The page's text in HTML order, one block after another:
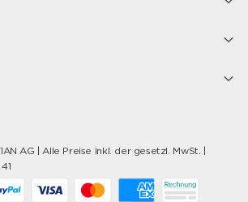
AG | Alle Preise inkl. der gesetzl. MwSt. |